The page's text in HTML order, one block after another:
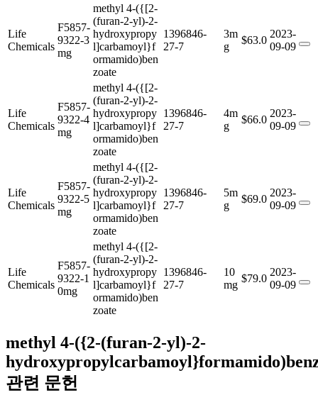
Life
Chemicals
F5857-
9322-3
mg
methyl 4-({[2-
(furan-2-yl)-2-
hydroxypropy
l]carbamoyl}f
ormamido)ben
zoate
1396846-
27-7
3m
g
$63.0
2023-
09-09
Life
Chemicals
F5857-
9322-4
mg
methyl 4-({[2-
(furan-2-yl)-2-
hydroxypropy
l]carbamoyl}f
ormamido)ben
zoate
1396846-
27-7
4m
g
$66.0
2023-
09-09
Life
Chemicals
F5857-
9322-5
mg
methyl 4-({[2-
(furan-2-yl)-2-
hydroxypropy
l]carbamoyl}f
ormamido)ben
zoate
1396846-
27-7
5m
g
$69.0
2023-
09-09
Life
Chemicals
F5857-
9322-1
0mg
methyl 4-({[2-
(furan-2-yl)-2-
hydroxypropy
l]carbamoyl}f
ormamido)ben
zoate
1396846-
27-7
10
mg
$79.0
2023-
09-09
methyl 4-({2-(furan-2-yl)-2-
관련 문헌